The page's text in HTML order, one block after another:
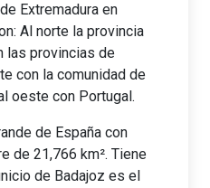
Extremadura en
Al norte la provincia
las provincias de
con la comunidad de
oeste con Portugal.
de España con
de 21,766 km². Tiene
de Badajoz es el